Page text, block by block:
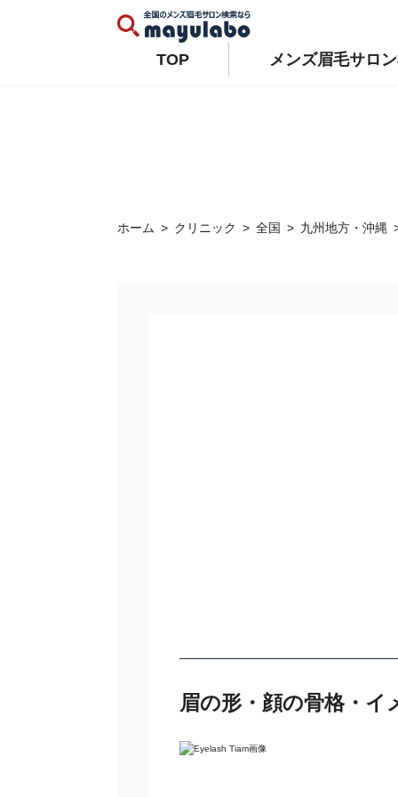
: Constant WP_AUTO_UPDATE_CORE already defined in
: Constant AUTOMATIC_UPDATER_DISABLED already defined in/home/xs679489/
TOP メンズ眉毛サロ
ホーム クリニック 全国 九州地方・沖縄
眉の形・顔の骨格・